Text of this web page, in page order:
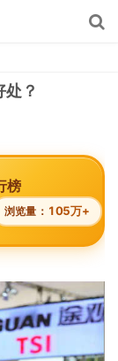
？
榜
浏览量： 105万+